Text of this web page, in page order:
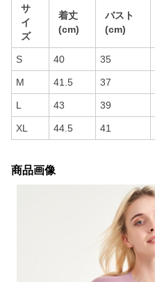
サ
イ
ズ
着丈
(cm)
バスト
(cm)
S 40 35
M 41.5 37
L 43 39
XL 44.5 41
商品画像